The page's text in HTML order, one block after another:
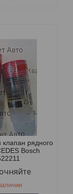
клапан рядного
Bosch